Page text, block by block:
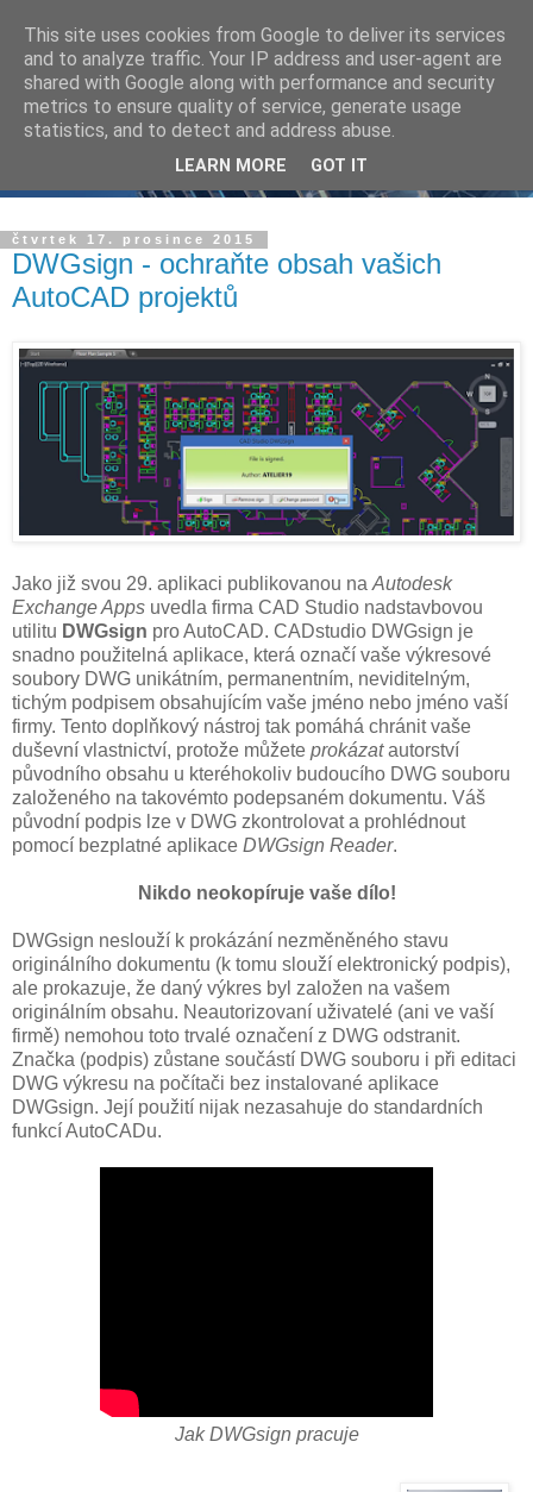
čtvrtek 17. prosince 2015
DWGsign - ochraňte obsah vašich
AutoCAD projektů
Jako již svou 29. aplikaci publikovanou na Autodesk
Exchange Apps uvedla firma CAD Studio nadstavbovou
utilitu DWGsign pro AutoCAD. CADstudio DWGsign je
snadno použitelná aplikace, která označí vaše výkresové
soubory DWG unikátním, permanentním, neviditelným,
tichým podpisem obsahujícím vaše jméno nebo jméno vaší
firmy. Tento doplňkový nástroj tak pomáhá chránit vaše
duševní vlastnictví, protože můžete prokázatautorství
původního obsahu u kteréhokoliv budoucího DWG souboru
založeného na takovémto podepsaném dokumentu. Váš
původní podpis lze v DWG zkontrolovat a prohlédnout
pomocí bezplatné aplikace DWGsign Reader.
Nikdo neokopíruje vaše dílo!
DWGsign neslouží k prokázání nezměněného stavu
originálního dokumentu (k tomu slouží elektronický podpis),
ale prokazuje, že daný výkres byl založen na vašem
originálním obsahu. Neautorizovaní uživatelé (ani ve vaší
firmě) nemohou toto trvalé označení z DWG odstranit.
Značka (podpis) zůstane součástí DWG souboru i při editaci
DWG výkresu na počítači bez instalované aplikace
DWGsign. Její použití nijak nezasahuje do standardních
funkcí AutoCADu.
Jak DWGsign pracuje
This site uses cookies from Google to deliver its services
and to analyze traffic. Your IP address and user-agent are
shared with Google along with performance and security
metrics to ensure quality of service, generate usage
statistics, and to detect and address abuse.
LEARN MORE GOT IT